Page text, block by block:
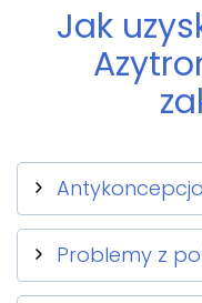
Jak
Antykoncepcja
Problemy z